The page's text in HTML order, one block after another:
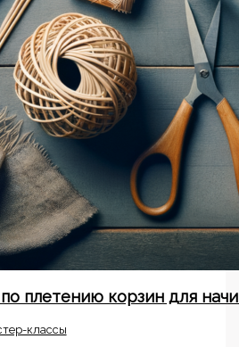
плетению корзин для
классы